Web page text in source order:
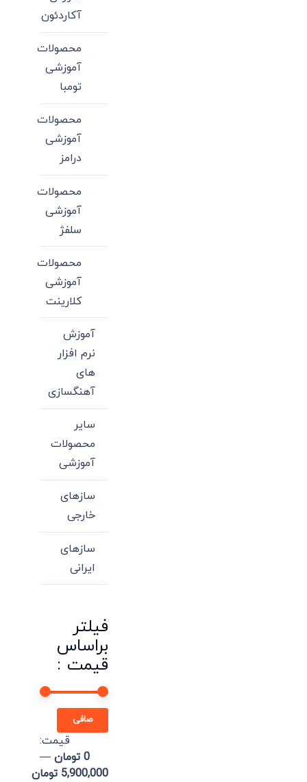
آکاردئون
محصولات
آموزشی
تومبا
محصولات
آموزشی
درامز
محصولات
آموزشی
سلفژ
محصولات
آموزشی
کلارینت
آموزش
نرم افزار
های
آهنگسازی
سایر
محصولات
آموزشی
سازهای
خارجی
سازهای
ایرانی
فیلتر
براساس
قیمت :
صافی
قيمت:
0 تومان
—
5,900,000 تومان